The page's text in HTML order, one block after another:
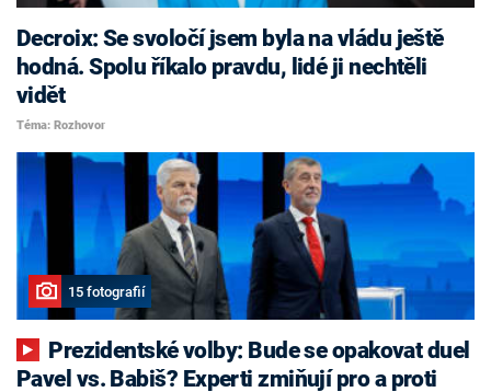
Decroix: Se svoločí jsem byla na vládu ještě
hodná. Spolu říkalo pravdu, lidé ji nechtěli
vidět
Téma: Rozhovor
15 fotografií
Pavel vs. Babiš? Experti zmiňují pro a proti